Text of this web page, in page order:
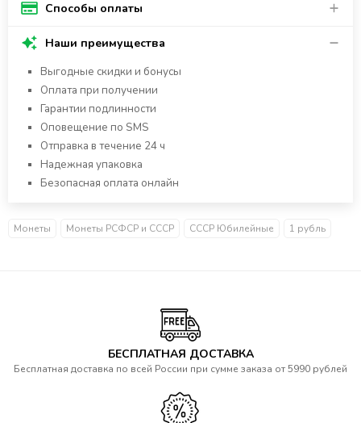
Способы оплаты
Наши преимущества
Выгодные скидки и бонусы
Оплата при получении
Гарантии подлинности
Оповещение по SMS
Отправка в течение 24 ч
Надежная упаковка
Безопасная оплата онлайн
Монеты Монеты РСФСР и СССР СССР Юбилейные 1 рубль
БЕСПЛАТНАЯ ДОСТАВКА
Бесплатная доставка по всей России при сумме заказа от 5990 рублей